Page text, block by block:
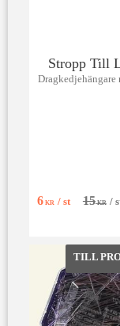
Stropp Till
Dragkedjehängare
6KR / st 15KR /